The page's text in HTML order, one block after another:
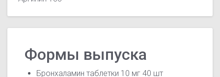
Формы выпуска
Бронхаламин таблетки 10 мг 40 шт